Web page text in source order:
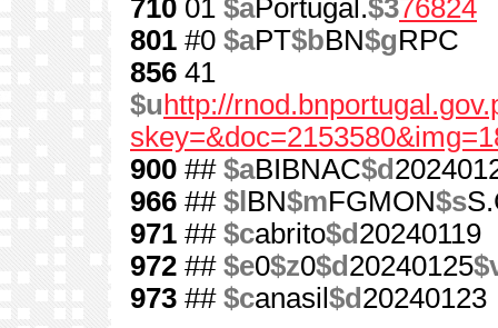
710 01 $aPortugal.$376824
801 #0 $aPT$bBN$gRPC
856 41
$u http://
900 ## $aBIBNAC$d
966 ## $l BN$mFGMON$s
971 ## $cabrito$d 20240119
972 ## $e0$z0$d 20240125
973 ## $canasil $d 20240123